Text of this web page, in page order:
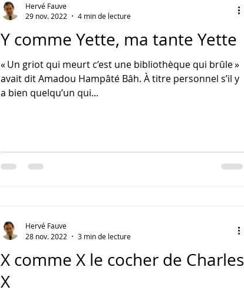
Y comme Yette, ma tante Yette
« Un griot qui meurt c’est une bibliothèque qui brûle »
avait dit Amadou Hampâté Bâh. À titre personnel s’il y
a bien quelqu’un qui...
Hervé Fauve
29 nov. 2022
4 min de lecture
X comme X le cocher de Charles
X
Hervé Fauve
28 nov. 2022
3 min de lecture